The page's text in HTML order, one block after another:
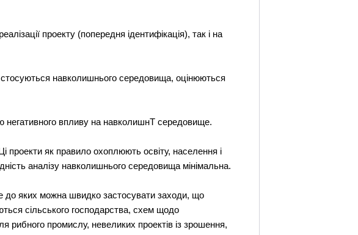
проекту (попередня ідентифікація), так і на
стосуються навколишнього середовища, оцінюються
негативного впливу на навколишнТ середовище.
проекти як правило охоплюють освіту, населення і
аналізу навколишнього середовища мінімальна.
до яких можна швидко застосувати заходи, що
сільського господарства, схем щодо
рибного промислу, невеликих проектів із зрошення,